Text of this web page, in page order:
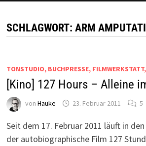
SCHLAGWORT: ARM
TONSTUDIO, BUCHPRESSE,
[Kino] 127 Hours – Alleine
von Hauke 23. Februar 2011 5
Seit dem 17. Februar 2011 läuft in
der autobiographische Film 127